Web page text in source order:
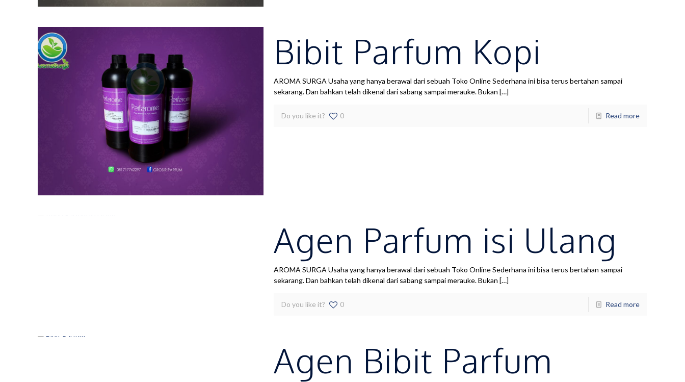
Bibit Parfum Kopi
AROMA SURGA Usaha yang hanya berawal dari sebuah Toko Online Sederhana ini bisa terus bertahan sampai
sekarang. Dan bahkan telah dikenal dari sabang sampai merauke. Bukan […]
Do you like it? 0 Read more
Agen Parfum isi Ulang
AROMA SURGA Usaha yang hanya berawal dari sebuah Toko Online Sederhana ini bisa terus bertahan sampai
sekarang. Dan bahkan telah dikenal dari sabang sampai merauke. Bukan […]
Do you like it? 0 Read more
Agen Bibit Parfum